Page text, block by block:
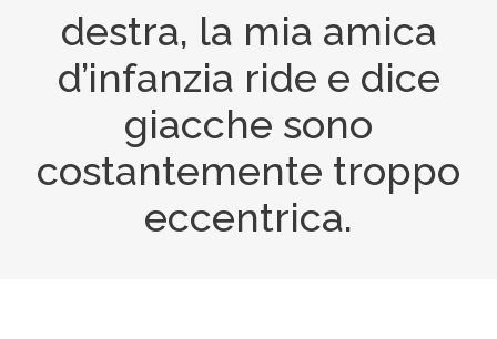
destra, la mia amica
d’infanzia ride e dice
giacche sono
costantemente troppo
eccentrica.